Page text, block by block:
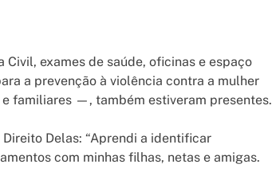
exames de saúde, oficinas e espaço
a prevenção à violência contra a mulher
familiares —, também estiveram presentes.
Delas: “Aprendi a identificar
com minhas filhas, netas e amigas.